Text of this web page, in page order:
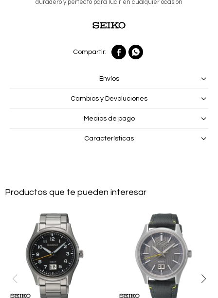
duradero y perfecto para lucir en cualquier ocasion
 
Envíos
Cambios y Devoluciones
Medios de pago
Características
Productos que te pueden interesar